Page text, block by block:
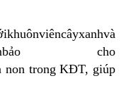
khuônviêncâyxanhvà
bảo cho
non trong KĐT, giúp